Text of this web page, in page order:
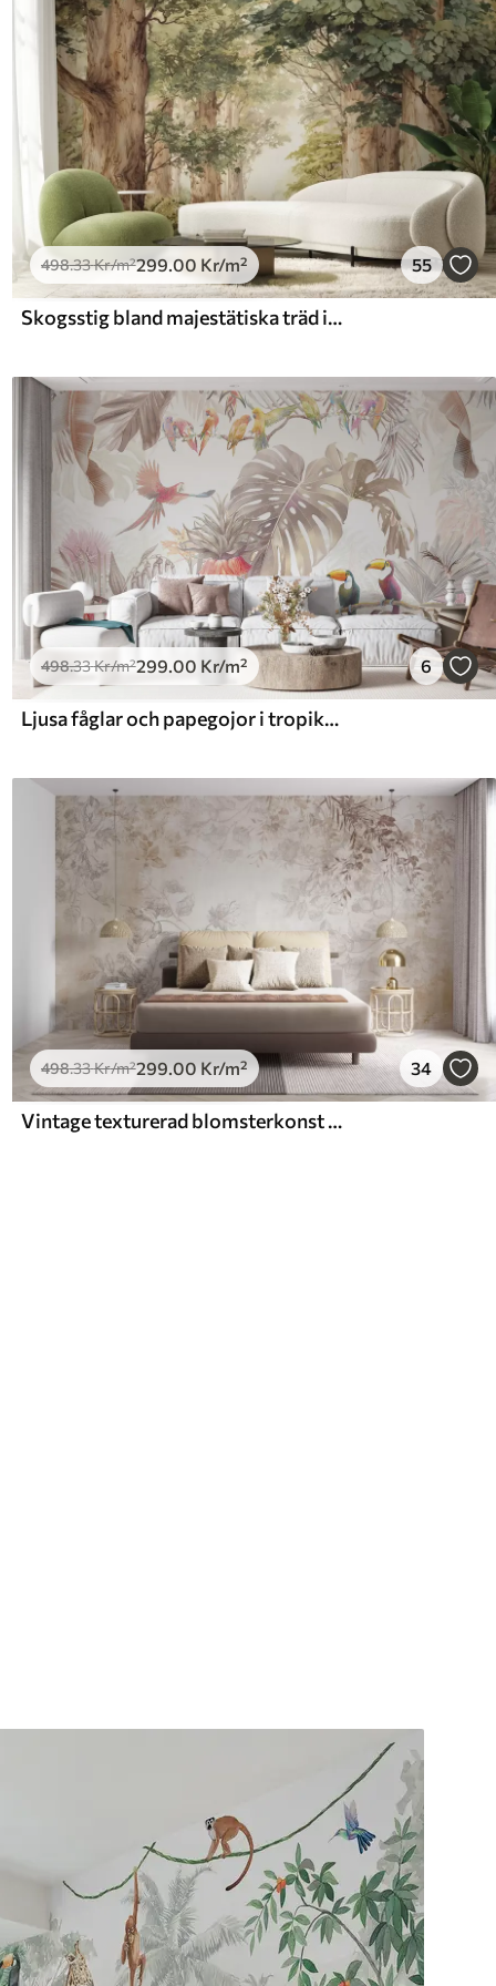
498.33Kr/m²299 .00 Kr/m² 55
Skogsstig bland majestätiska träd i akvarellstil
498.33Kr/m²299.00 Kr/m² 6
Ljusa fåglar och papegojor i tropikerna
498.33Kr/m²299 .00 Kr/m² 34
Vintage texturerad blomsterkonst med illustrationer av delikata trädgårdsblommor och blad i teckningsstil, mjuka pastellbeige och sepiafärger